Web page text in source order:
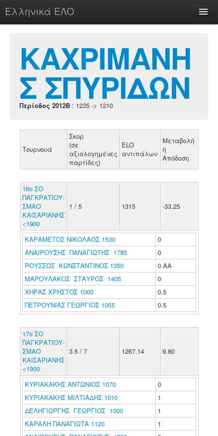
Ελληνικά ΕΛΟ
chesstu.be @ discord
Login
ΚΑΧΡΙΜΑΝΗ
Σ ΣΠΥΡΙΔΩΝ
Περίοδος 2012B : 1235 -> 1210
Τουρνουά
Σκορ
(σε
αξιολογημένες
παρτίδες)
ELO
αντιπάλων
Μεταβολή
ή
Απόδοση
16ο ΣΟ
ΠΑΓΚΡΑΤΙΟΥ-
ΣΜΑΟ
ΚΑΙΣΑΡΙΑΝΗΣ
<1900
1 / 5 1315 -33.25
ΚΑΡΑΜΕΤΟΣ ΝΙΚΟΛΑΟΣ 1530
0
ΑΝΑΙΡΟΥΣΗΣ ΠΑΝΑΓΙΩΤΗΣ 1785
0
ΡΟΥΣΣΟΣ ΚΩΝΣΤΑΝΤΙΝΟΣ 1350
0 ΑΑ
ΜΑΡΟΥΛΑΚΟΣ ΣΤΑΥΡΟΣ 1405
0
ΧΗΡΑΣ ΧΡΗΣΤΟΣ 1000
0.5
ΠΕΤΡΟΥΝΙΑΣ ΓΕΩΡΓΙΟΣ 1055
0.5
17o ΣΟ
ΠΑΓΚΡΑΤΙΟΥ-
ΣΜΑΟ
ΚΑΙΣΑΡΙΑΝΗΣ
<1900
3.5 / 7 1267.14 9.80
ΚΥΡΙΑΚΑΚΗΣ ΑΝΤΩΝΙΟΣ 1070
0
ΚΥΡΙΑΚΑΚΗΣ ΜΙΛΤΙΑΔΗΣ 1010
1
ΔΕΛΗΓΙΩΡΓΗΣ ΓΕΩΡΓΙΟΣ 1000
1
ΚΑΡΑΛΗ ΠΑΝΑΓΙΩΤΑ 1120
1